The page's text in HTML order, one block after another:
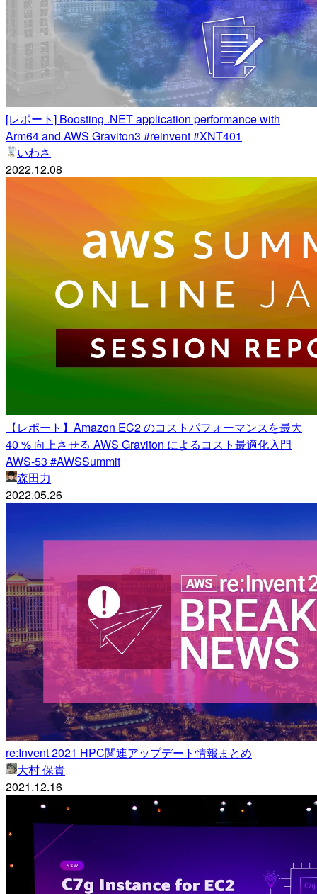
[レポート] Boosting .NET application performance with
Arm64 and AWS Graviton3 #reinvent #XNT401
いわさ
2022.12.08
【レポート】Amazon EC2 のコストパフォーマンスを最大
40 % 向上させる AWS Graviton によるコスト最適化入門
AWS-53 #AWSSummit
森田力
2022.05.26
re:Invent 2021 HPC関連アップデート情報まとめ
大村 保貴
2021.12.16